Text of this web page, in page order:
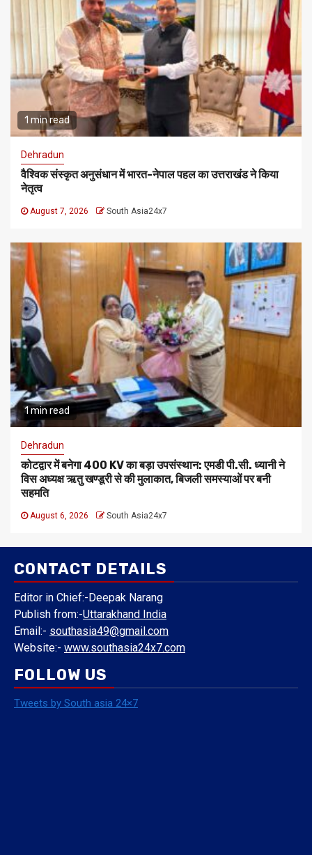
1 min read
Dehradun
वैश्विक संस्कृत अनुसंधान में भारत-नेपाल पहल का उत्तराखंड ने किया
नेतृत्व
August 7, 2026 South Asia24x7
1 min read
Dehradun
कोटद्वार में बनेगा 400 KV का बड़ा उपसंस्थान: एमडी पी.सी. ध्यानी ने
विस अध्यक्ष ऋतु खण्डूरी से की मुलाकात, बिजली समस्याओं पर बनी
सहमति
August 6, 2026 South Asia24x7
CONTACT DETAILS
Editor in Chief:-Deepak Narang
Publish from:-Uttarakhand India
Email:- southasia49@gmail.com
Website:- www.southasia24x7.com
FOLLOW US
Tweets by South asia 24×7